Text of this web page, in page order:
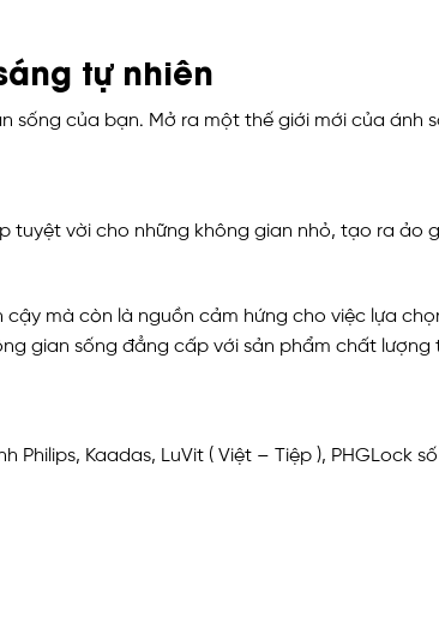
tự nhiên
của bạn. Mở ra một thế giới mới của ánh
tuyệt vời cho những không gian nhỏ, tạo ra ảo
mà còn là nguồn cảm hứng cho việc lựa
gian sống đẳng cấp với sản phẩm chất lượng
Kaadas, LuVit ( Việt – Tiệp ), PHGLock